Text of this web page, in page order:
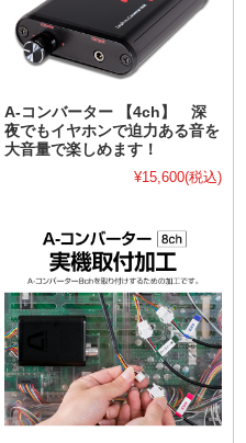
A-コンバーター 【4ch】 深
夜でもイヤホンで迫力ある音を
大音量で楽しめます！
¥15,600(税込)